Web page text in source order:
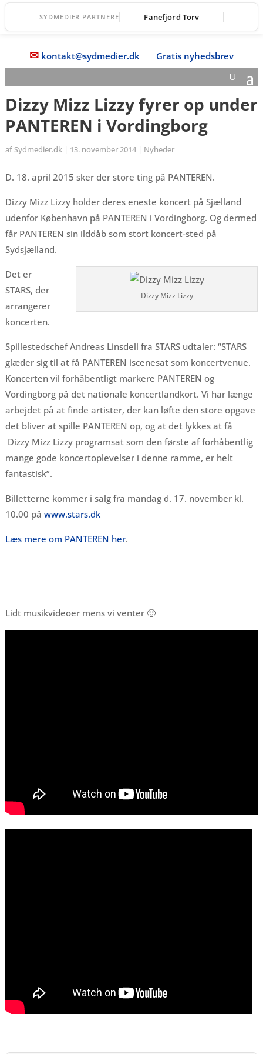
SYDMEDIER PARTNERE Fanefjord Torv
✉ kontakt@sydmedier.dk Gratis nyhedsbrev
Dizzy Mizz Lizzy fyrer op under
PANTEREN i Vordingborg
af Sydmedier.dk| 13. november 2014| Nyheder
D. 18. april 2015 sker der store ting på PANTEREN.
Dizzy Mizz Lizzy holder deres eneste koncert på Sjælland
udenfor København på PANTEREN i Vordingborg. Og dermed
får PANTEREN sin ilddåb som stort koncert-sted på
Sydsjælland.
Dizzy Mizz Lizzy
Det er
STARS, der
arrangerer
koncerten.
Spillestedschef Andreas Linsdell fra STARS udtaler: “STARS
glæder sig til at få PANTEREN iscenesat som koncertvenue.
Koncerten vil forhåbentligt markere PANTEREN og
Vordingborg på det nationale koncertlandkort. Vi har længe
arbejdet på at finde artister, der kan løfte den store opgave
det bliver at spille PANTEREN op, og at det lykkes at få
Dizzy Mizz Lizzy programsat som den første af forhåbentlig
mange gode koncertoplevelser i denne ramme, er helt
fantastisk”.
Billetterne kommer i salg fra mandag d. 17. november kl.
10.00 på www.stars.dk
Læs mere om PANTEREN her.
Lidt musikvideoer mens vi venter 🙂